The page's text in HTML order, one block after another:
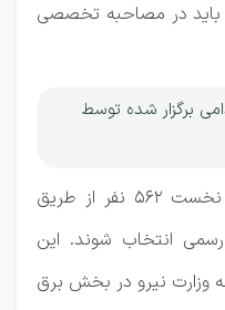
باید در مصاحبه تخصصی
برگزار شده توسط
در این آزمون قرار است در گام نخست ۵۶۲ نفر از طریق
انتخاب شوند. این
وزارت نیرو در بخش برق